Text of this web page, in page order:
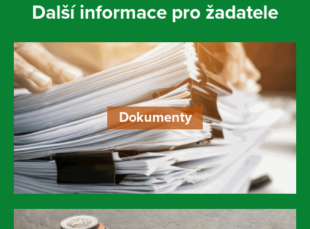
Další informace pro žadatele
Dokumenty